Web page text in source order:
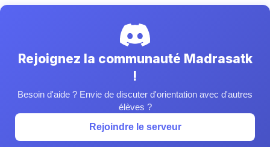
Rejoignez la communauté Madrasatk
!
Besoin d'aide ? Envie de discuter d'orientation avec d'autres
élèves ?
Rejoindre le serveur